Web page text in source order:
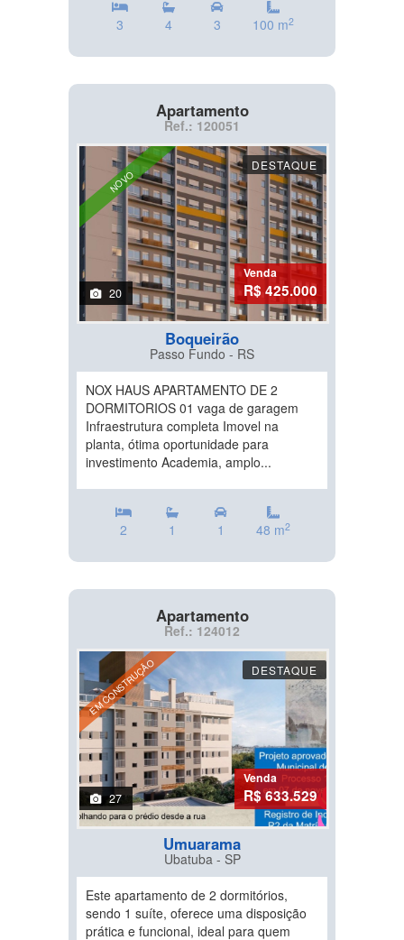
3 4 3 100 m2
Apartamento
Ref.: 120051
NOVO
DESTAQUE
20
Venda
R$ 425.000
Boqueirão
Passo Fundo - RS
NOX HAUS APARTAMENTO DE 2
DORMITORIOS 01 vaga de garagem
Infraestrutura completa Imovel na
planta, ótima oportunidade para
investimento Academia, amplo...
2 1 1 48 m2
Apartamento
Ref.: 124012
EM CONSTRUÇÃO DESTAQUE
27
Venda
R$ 633.529
Umuarama
Ubatuba - SP
Este apartamento de 2 dormitórios,
sendo 1 suíte, oferece uma disposição
prática e funcional, ideal para quem